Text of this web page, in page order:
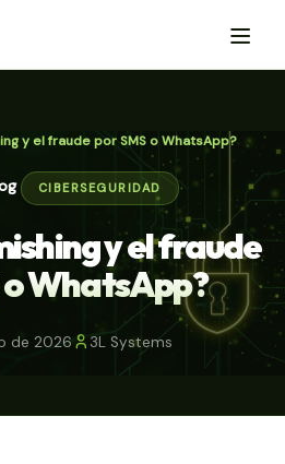
y el fraude por SMS o WhatsApp?
CIBERSEGURIDAD
y el fraude
WhatsApp?
de 2026 3L Systems